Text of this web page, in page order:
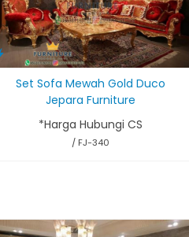
Set Sofa Mewah Gold Duco
Jepara Furniture
*Harga Hubungi CS
/ FJ-340